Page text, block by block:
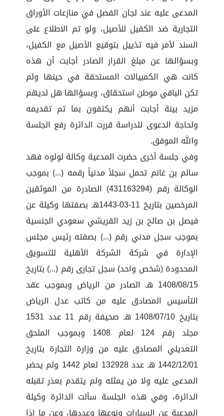
المدعى عليه عند لجان الفصل في منازعات الأوراق
التجارية ضد الكفيل للأصيل، ولو تم الاطلاع على
السند لأمر فيه تذييل بتوقيع الأصيل مع الكفيل،
وبسؤالها عن مبلغ القرار الصادر أجابت أن هذه
كانت هي الكمبيالات المستحقة في حينها ولم
تكن الباقي موطن استحقاق، وبسؤالها هل لديهم
مزيد بينة أجابت أنهم يكتفون بما تم تقديمه
ولحاجة الدعوى للدراسة قررت الدائرة رفع الجلسة
والله الموفق.
وفي جلسة أخرى حضرت المدعية وكالة لولوه فهد
سالم بن غانم تحمل سجلاً مدنياً رقمه (...) بموجب
الوكالة رقم (431163294) الصادرة من الموثقين
المرخصين بتاريخ 11-03-1443هـ بصفتها وكيلة عن
فيصل بن صالح بن زيد القريشي سعودي الجنسية
بموجب سجل مدني رقم (...) بصفته رئيس مجلس
الإدارة في شركة الشركة الأهلية للتسويق
المحدودة (شخص واحد) سجل تجارى رقم (...) بتاريخ
1408/08/15 هـ الصادر من الرياض وبموجب عقد
التأسيس المصادق عليه من كاتب عدل الرياض
بتاريخ 1408/07/10 هـ صحيفة رقم 11 عدد 1531
مجلد رقم 124 لعام 1408 وبموجب الملحق
التعديلي المصادق عليه من وزارة التجارة بتاريخ
1442/12/01 هـ عدد 132928 لعام 1442 ولم يحضر
المدعى عليه ولا من يمثله ولم يتقدم بعذر تقبله
الدائرة، وفي هذه الجلسة سألت الدائرة وكيلة
المدعية عن السيارات ونوعها وعددها، وعن ما إذا